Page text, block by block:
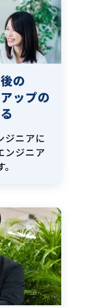
の
ップの
ジニアに
ンジニア